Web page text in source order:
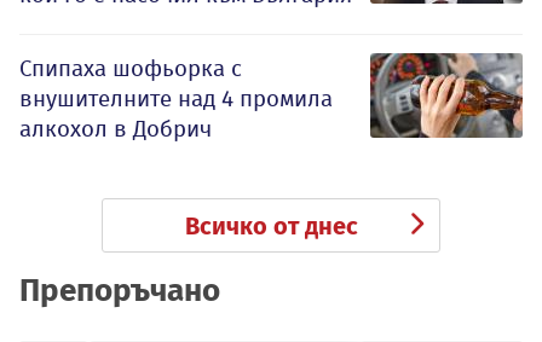
Спипаха шофьорка с
внушителните над 4 промила
алкохол в Добрич
Всичко от днес
Препоръчано